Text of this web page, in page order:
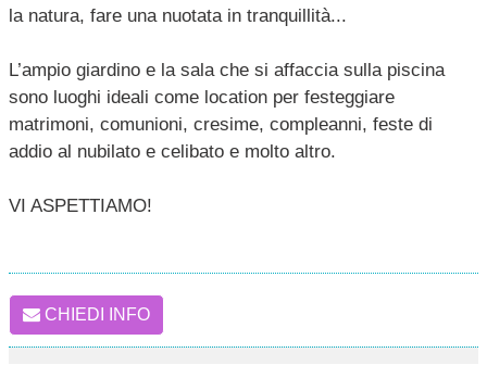
la natura, fare una nuotata in tranquillità...
L’ampio giardino e la sala che si affaccia sulla piscina
sono luoghi ideali come location per festeggiare
matrimoni, comunioni, cresime, compleanni, feste di
addio al nubilato e celibato e molto altro.
VI ASPETTIAMO!
CHIEDI INFO